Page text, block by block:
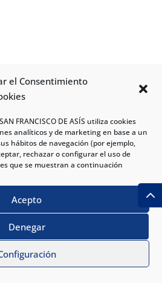
el Consentimiento
FRANCISCO DE ASÍS utiliza cookies
analíticos y de marketing en base a un
hábitos de navegación (por ejemplo,
rechazar o configurar el uso de
que se muestran a continuación
Acepto
Denegar
de Anemia